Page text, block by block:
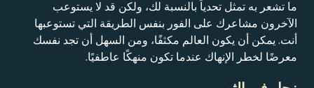
ما تشعر به تمثل تحدياً بالنسبة لك، ولكن قد لا يستوعب
الآخرون مشاعرك على الفور بنفس الطريقة التي تستوعبها
أنت. يمكن أن يكون العالم مكثفًا، ومن السهل أن تجد نفسك
معرضًا لخطر الإنهاك عندما تكون منهكًا عاطفيًا.